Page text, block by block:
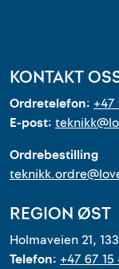
KONTAKT
Ordretelefon: +47
E-post:
Ordrebestilling
REGION ØST
Holmaveien 21,
Telefon: +47 67 15